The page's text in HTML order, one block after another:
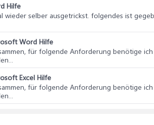
Hilfe
wieder selber ausgetrickst. folgendes ist
Word Hilfe
für folgende Anforderung benötige
Excel Hilfe
für folgende Anforderung benötige